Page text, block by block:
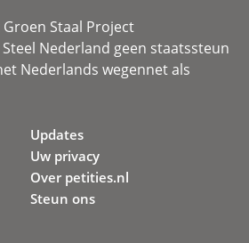
Staal Project
Steel Nederland geen staatssteun
Nederlands wegennet als
Updates
Uw privacy
Over petities.nl
Steun ons